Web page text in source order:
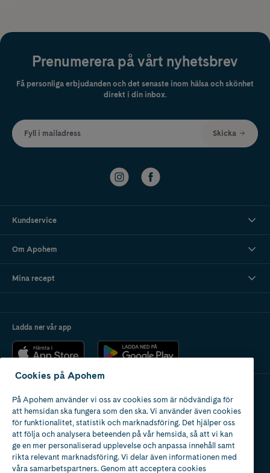
Prenumerera på vårt nyhetsbrev
Få personliga erbjudanden och det senaste inom hälsa och skönhet
direkt i din inbox.
Fyll i mailadress Skicka
Kundservice
Om Apohem
Mina recept
Ladda ner vår app
Apotek med tillstånd
av Läkemedelsverket
Cookies på Apohem
På Apohem använder vi oss av cookies som är nödvändiga för
att hemsidan ska fungera som den ska. Vi använder även cookies
för funktionalitet, statistik och marknadsföring. Det hjälper oss
att följa och analysera beteenden på vår hemsida, så att vi kan
ge en mer personaliserad upplevelse och anpassa innehåll samt
rikta relevant marknadsföring. Vi delar även informationen med
våra samarbetspartners. Genom att acceptera cookies